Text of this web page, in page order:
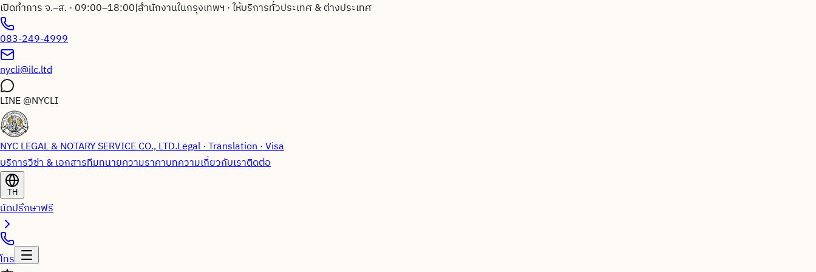
เปิดทำการ จ.–ส. · 09:00–18:00|สำนักงานในกรุงเทพฯ · ให้บริการทั่วประเทศ & ต่างประเทศ
083-249-4999
nycli@ilc.ltd
LINE@NYCLI
NYC LEGAL & NOTARY SERVICE CO., LTD.Legal · Translation · Visa
บริการวีซ่า & เอกสารทีมทนายความราคาบทความเกี่ยวกับเราติดต่อ
TH
นัดปรึกษาฟรี
โทร